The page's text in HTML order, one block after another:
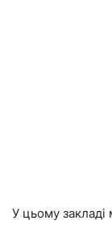
У цьому